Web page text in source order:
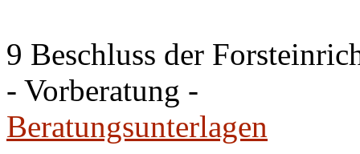
9 Beschluss der
- Vorberatung -
Beratungsunterlagen